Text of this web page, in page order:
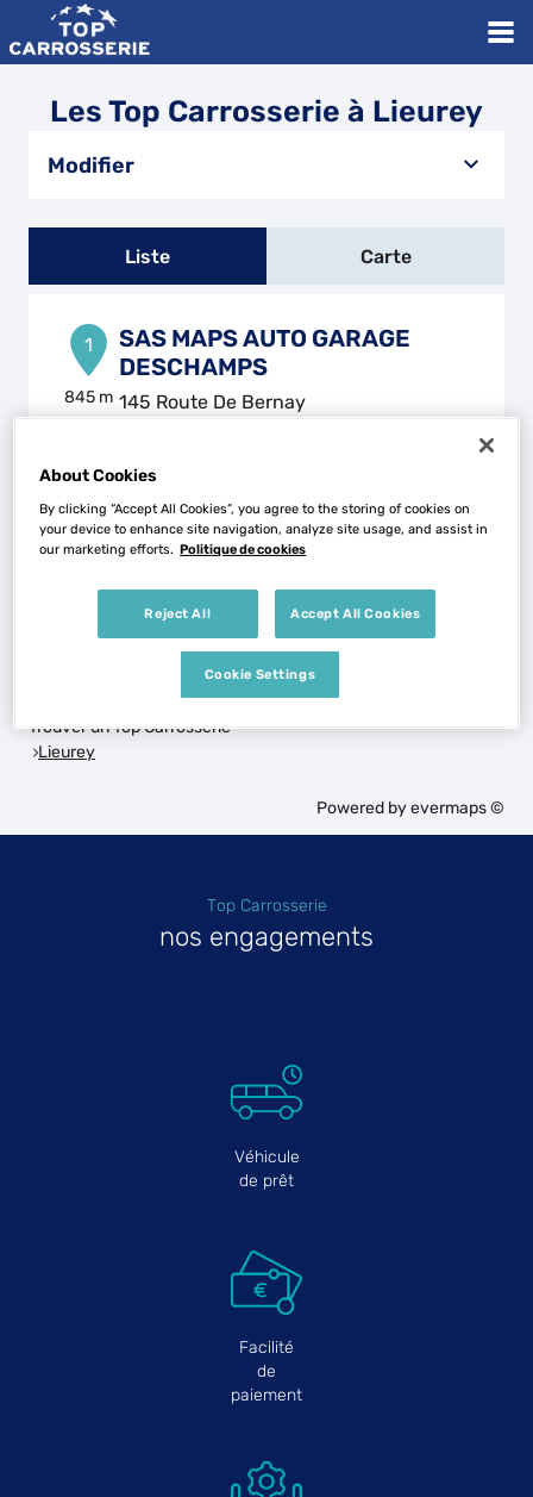
Les Top Carrosserie à Lieurey
Modifier
Liste Carte
1
845 m
SAS MAPS AUTO GARAGE
DESCHAMPS
145 Route De Bernay
27560 LIEUREY
18:30
Téléphone
Voir plus
Trouver un Top Carrosserie
Lieurey
Powered byevermaps ©
Top Carrosserie
nos engagements
Véhicule
de prêt
Facilité
de
paiement
About Cookies
By clicking “Accept All Cookies”, you agree to the storing of cookies on
your device to enhance site navigation, analyze site usage, and assist in
our marketing efforts. Politique de cookies
Reject All Accept All Cookies
Cookie Settings